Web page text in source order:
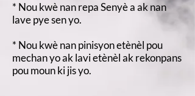
* Nou kwè nan repa Senyè a ak nan
lave pye sen yo.
* Nou kwè nan pinisyon etènèl pou
mechan yo ak lavi etènèl ak rekonpans
pou moun ki jis yo.